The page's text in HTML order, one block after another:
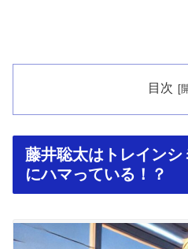
目次
藤井聡太はトレインシ
にハマっている！？